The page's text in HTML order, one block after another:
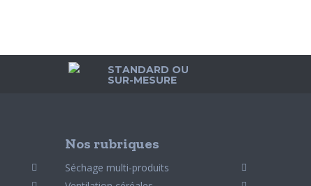
STANDARD OU
SUR-MESURE
Nos rubriques
Séchage multi-produits